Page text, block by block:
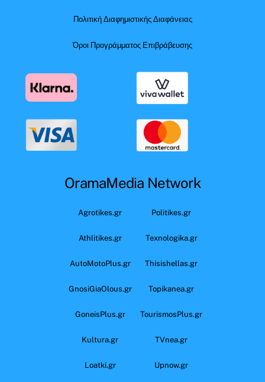
Πολιτική Διαφημιστικής Διαφάνειας
Όροι Προγράμματος Επιβράβευσης
OramaMedia Network
Agrotikes.gr Politikes.gr
Athlitikes.gr Texnologika.gr
AutoMotoPlus.gr Thisishellas.gr
GnosiGiaOlous.gr Topikanea.gr
GoneisPlus.gr TourismosPlus.gr
Kultura.gr TVnea.gr
Loatki.gr Upnow.gr